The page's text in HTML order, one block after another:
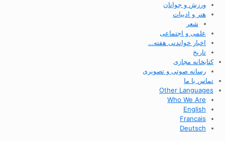
ورزش و جوانان
هنر و ادبیات
شعر
علمی و اجتماعی
اخبار خواندنی هفته…
تاریخ
کتابخانه مجازی
رسانه صوتی و تصویری
تماس با ما
Other Languages
Who We Are
English
Francais
Deutsch